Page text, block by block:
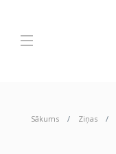
Sākums Ziņas